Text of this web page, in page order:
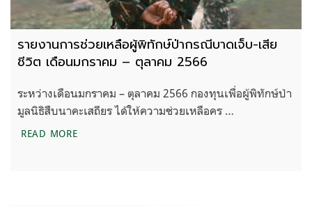
รายงานการช่วยเหลือผู้พิทักษ์ป่ากรณีบาดเจ็บ-เสีย
ชีวิต เดือนมกราคม – ตุลาคม 2566
ระหว่างเดือนมกราคม – ตุลาคม 2566 กองทุนเพื่อผู้พิทักษ์ป่า
มูลนิธิสืบนาคะเสถียร ได้ให้ความช่วยเหลือคร …
READ MOREรายงานการช่วยเหลือผู้พิทักษ์ป่ากรณีบาดเจ็บ-เสียชีวิ